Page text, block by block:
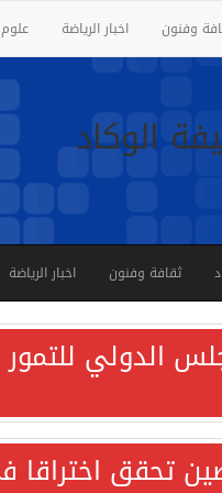
وفنون اخبار الرياضة
الوكاد
ثقافة وفنون اخبار الرياضة
الدولي للتمور
تحقق اختراقا